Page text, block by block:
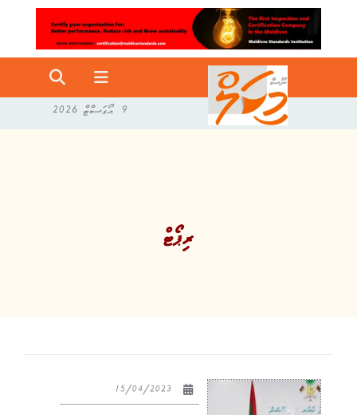
9 އޯގަސްޓް 2026
ރިޕޯޓް